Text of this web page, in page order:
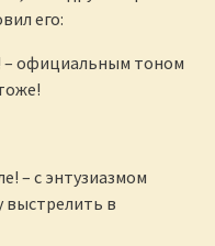
его:
официальным тоном
– с энтузиазмом
выстрелить в